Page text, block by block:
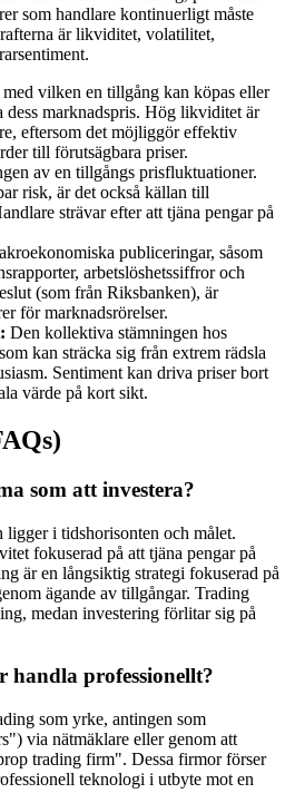
som handlare kontinuerligt måste
är likviditet, volatilitet,
vilken en tillgång kan köpas eller
dess marknadspris. Hög likviditet är
eftersom det möjliggör effektiv
till förutsägbara priser.
av en tillgångs prisfluktuationer.
risk, är det också källan till
strävar efter att tjäna pengar på
publiceringar, såsom
arbetslöshetssiffror och
(som från Riksbanken), är
för marknadsrörelser.
Den kollektiva stämningen hos
kan sträcka sig från extrem rädsla
Sentiment kan driva priser bort
värde på kort sikt.
som att investera?
i tidshorisonten och målet.
fokuserad på att tjäna pengar på
är en långsiktig strategi fokuserad på
ägande av tillgångar. Trading
medan investering förlitar sig på
handla professionellt?
som yrke, antingen som
via nätmäklare eller genom att
trading firm". Dessa firmor förser
teknologi i utbyte mot en